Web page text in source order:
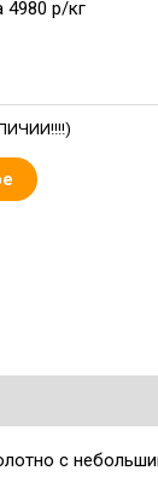
4980 р/кг
с